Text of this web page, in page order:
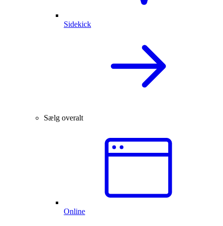
Sidekick
Sælg overalt
Online